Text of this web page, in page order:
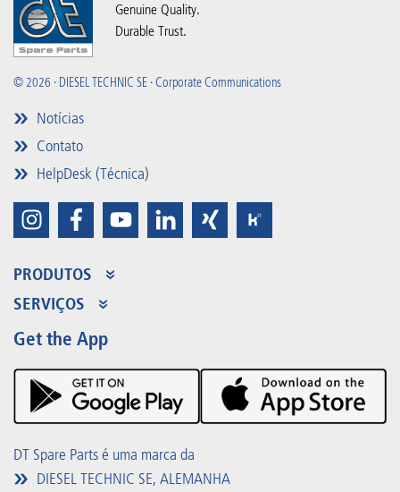
Genuine Quality.
Durable Trust.
© 2026 · DIESEL TECHNIC SE · Corporate Communications
Notícias
Contato
HelpDesk (Técnica)
PRODUTOS
Gama de produtos
Partner Portal
Product Promotions
SERVIÇOS
Benefícios
Premium Shop
Eventos
Downloads
Get the App
DT Spare Parts é uma marca da
DIESEL TECHNIC SE, ALEMANHA